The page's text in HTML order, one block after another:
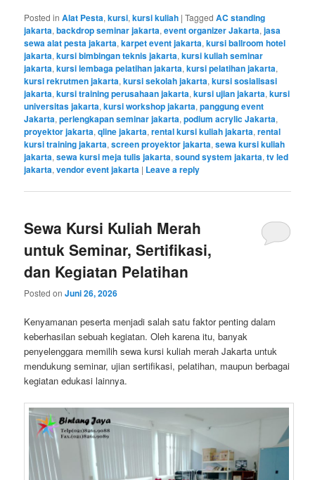
Posted in Alat Pesta,kursi,kursi kuliah |Tagged AC standing
jakarta,backdrop seminar jakarta,event organizer Jakarta,jasa
sewa alat pesta jakarta,karpet event jakarta,kursi ballroom hotel
jakarta,kursi bimbingan teknis jakarta,kursi kuliah seminar
jakarta,kursi lembaga pelatihan jakarta,kursi pelatihan jakarta,
kursi rekrutmen jakarta,kursi sekolah jakarta,kursi sosialisasi
jakarta,kursi training perusahaan jakarta,kursi ujian jakarta,kursi
universitas jakarta,kursi workshop jakarta,panggung event
Jakarta,perlengkapan seminar jakarta,podium acrylic Jakarta,
proyektor jakarta,qline jakarta,rental kursi kuliah jakarta,rental
kursi training jakarta,screen proyektor jakarta,sewa kursi kuliah
jakarta,sewa kursi meja tulis jakarta,sound system jakarta,tv led
jakarta,vendor event jakarta | Leave a reply
Sewa Kursi Kuliah Merah
untuk Seminar, Sertifikasi,
dan Kegiatan Pelatihan
Posted onJuni 26, 2026
Kenyamanan peserta menjadi salah satu faktor penting dalam
keberhasilan sebuah kegiatan. Oleh karena itu, banyak
penyelenggara memilih sewa kursi kuliah merah Jakarta untuk
mendukung seminar, ujian sertifikasi, pelatihan, maupun berbagai
kegiatan edukasi lainnya.